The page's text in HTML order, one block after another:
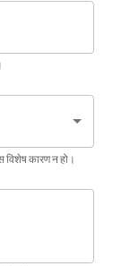
कारण न हो।